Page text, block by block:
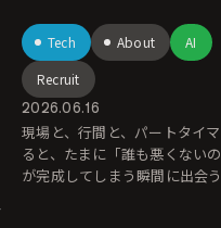
Tech About
AI
Recruit
2026.06.16
現場と、行間と、パートタイマーさんと。 システ
ると、たまに「誰も悪くない
が完成してしまう瞬間に出会う。 PMは、現場の要望を丁寧